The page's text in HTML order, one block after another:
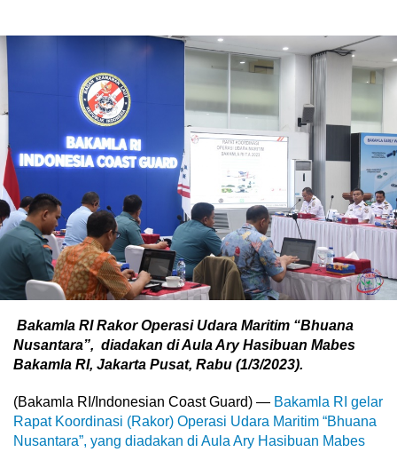
Bakamla RI Rakor Operasi Udara Maritim “Bhuana
Nusantara”, diadakan di Aula Ary Hasibuan Mabes
Bakamla RI, Jakarta Pusat, Rabu (1/3/2023).
(Bakamla RI/Indonesian Coast Guard) — Bakamla RI gelar
Rapat Koordinasi (Rakor) Operasi Udara Maritim “Bhuana
Nusantara”, yang diadakan di Aula Ary Hasibuan Mabes